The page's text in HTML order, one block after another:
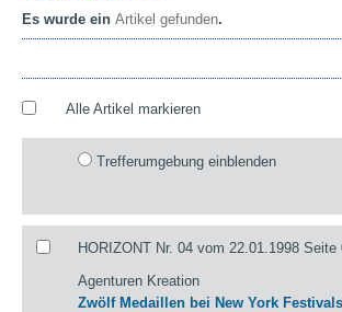
Es wurde ein Artikel gefunden.
Alle Artikel markieren
Trefferumgebung einblenden
HORIZONT Nr. 04 vom 22.01.1998 Seite
Agenturen Kreation
Zwölf Medaillen bei New York Festivals